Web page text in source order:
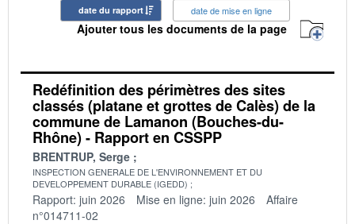
date du rapport date de mise en ligne
Ajouter tous les documents de la page
Redéfinition des périmètres des sites
classés (platane et grottes de Calès) de la
commune de Lamanon (Bouches-du-
Rhône) - Rapport en CSSPP
BRENTRUP, Serge
INSPECTION GENERALE DE L'ENVIRONNEMENT ET DU
DEVELOPPEMENT DURABLE (IGEDD)
Rapport: juin 2026 Mise en ligne: juin 2026
Affaire
n°014711-02